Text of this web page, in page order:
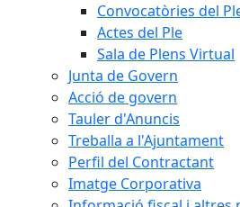
Convocatòries del
Actes del Ple
Sala de Plens Virtual
Junta de Govern
Acció de govern
Tauler d'Anuncis
Treballa a l'Ajuntament
Perfil del Contractant
Imatge Corporativa